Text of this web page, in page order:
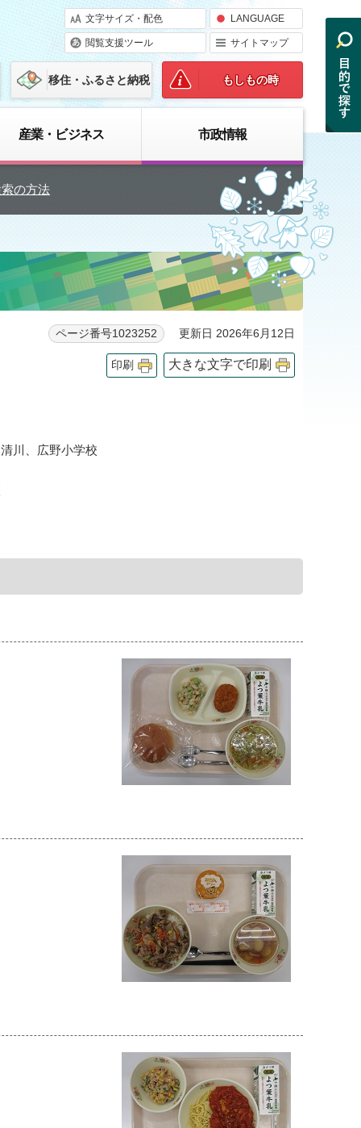
文字サイズ・配色 LANGUAGE
閲覧支援ツール サイトマップ
移住・ふるさと納税 もしもの時
産業・ビジネス 市政情報
の方法
ページ番号1023252 更新日 2026年6月12日
印刷 大きな文字で印刷
川、広野小学校